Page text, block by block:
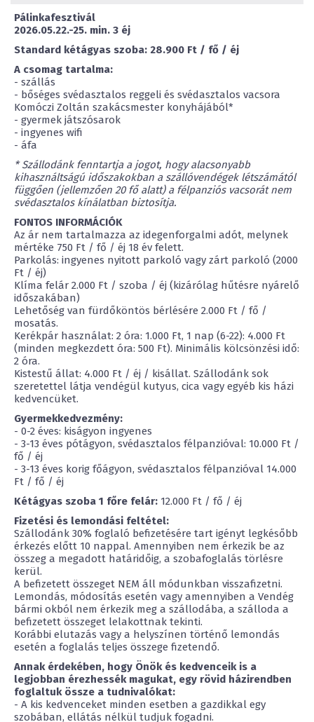
Pálinkafesztivál
2026.05.22.-25. min. 3 éj
Standard kétágyas szoba: 28.900 Ft / fő / éj
A csomag tartalma:
- szállás
- bőséges svédasztalos reggeli és svédasztalos vacsora
Komóczi Zoltán szakácsmester konyhájából*
- gyermek játszósarok
- ingyenes wifi
- áfa
* Szállodánk fenntartja a jogot, hogy alacsonyabb
kihasználtságú időszakokban a szállóvendégek létszámától
függően (jellemzően 20 fő alatt) a félpanziós vacsorát nem
svédasztalos kínálatban biztosítja.
FONTOS INFORMÁCIÓK
Az ár nem tartalmazza az idegenforgalmi adót, melynek
mértéke 750 Ft / fő / éj 18 év felett.
Parkolás: ingyenes nyitott parkoló vagy zárt parkoló (2000
Ft / éj)
Klíma felár 2.000 Ft / szoba / éj (kizárólag hűtésre nyárelő
időszakában)
Lehetőség van fürdőköntös bérlésére 2.000 Ft / fő /
mosatás.
Kerékpár használat: 2 óra: 1.000 Ft, 1 nap (6-22): 4.000 Ft
(minden megkezdett óra: 500 Ft). Minimális kölcsönzési idő:
2 óra.
Kistestű állat: 4.000 Ft / éj / kisállat. Szállodánk sok
szeretettel látja vendégül kutyus, cica vagy egyéb kis házi
kedvencüket.
Gyermekkedvezmény:
- 0-2 éves: kiságyon ingyenes
- 3-13 éves pótágyon, svédasztalos félpanzióval: 10.000 Ft /
fő / éj
- 3-13 éves korig főágyon, svédasztalos félpanzióval 14.000
Ft / fő / éj
Kétágyas szoba 1 főre felár: 12.000 Ft / fő / éj
Fizetési és lemondási feltétel:
Szállodánk 30% foglaló befizetésére tart igényt legkésőbb
érkezés előtt 10 nappal. Amennyiben nem érkezik be az
összeg a megadott határidőig, a szobafoglalás törlésre
kerül.
A befizetett összeget NEM áll módunkban visszafizetni.
Lemondás, módosítás esetén vagy amennyiben a Vendég
bármi okból nem érkezik meg a szállodába, a szálloda a
befizetett összeget lelakottnak tekinti.
Korábbi elutazás vagy a helyszínen történő lemondás
esetén a foglalás teljes összege fizetendő.
Annak érdekében, hogy Önök és kedvenceik is a
legjobban érezhessék magukat, egy rövid házirendben
foglaltuk össze a tudnivalókat:
- A kis kedvenceket minden esetben a gazdikkal egy
szobában, ellátás nélkül tudjuk fogadni.